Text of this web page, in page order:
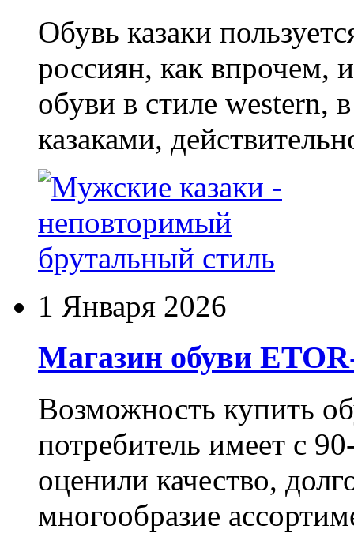
Обувь казаки
россиян, как впрочем,
обуви в стиле western,
казаками,
1 Января 2026
Магазин обуви
Возможность купить
потребитель имеет с
оценили качество,
многообразие